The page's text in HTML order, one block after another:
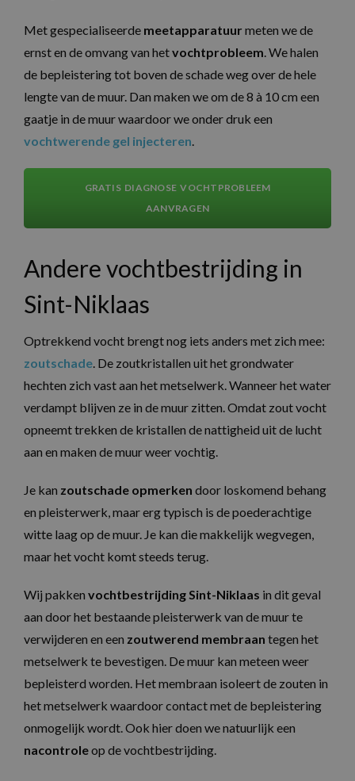
Met gespecialiseerde meetapparatuur meten we de
ernst en de omvang van hetvochtprobleem. We halen
de bepleistering tot boven de schade weg over de hele
lengte van de muur. Dan maken we om de 8 à 10 cm een
gaatje in de muur waardoor we onder druk een
vochtwerende gel injecteren.
GRATIS DIAGNOSE VOCHTPROBLEEM
AANVRAGEN
Andere vochtbestrijding in
Sint-Niklaas
Optrekkend vocht brengt nog iets anders met zich mee:
zoutschade. De zoutkristallen uit het grondwater
hechten zich vast aan het metselwerk. Wanneer het water
verdampt blijven ze in de muur zitten. Omdat zout vocht
opneemt trekken de kristallen de nattigheid uit de lucht
aan en maken de muur weer vochtig.
Je kan zoutschade opmerken door loskomend behang
en pleisterwerk, maar erg typisch is de poederachtige
witte laag op de muur. Je kan die makkelijk wegvegen,
maar het vocht komt steeds terug.
Wij pakken vochtbestrijding Sint-Niklaas in dit geval
aan door het bestaande pleisterwerk van de muur te
verwijderen en een zoutwerend membraan tegen het
metselwerk te bevestigen. De muur kan meteen weer
bepleisterd worden. Het membraan isoleert de zouten in
het metselwerk waardoor contact met de bepleistering
onmogelijk wordt. Ook hier doen we natuurlijk een
nacontroleop de vochtbestrijding.